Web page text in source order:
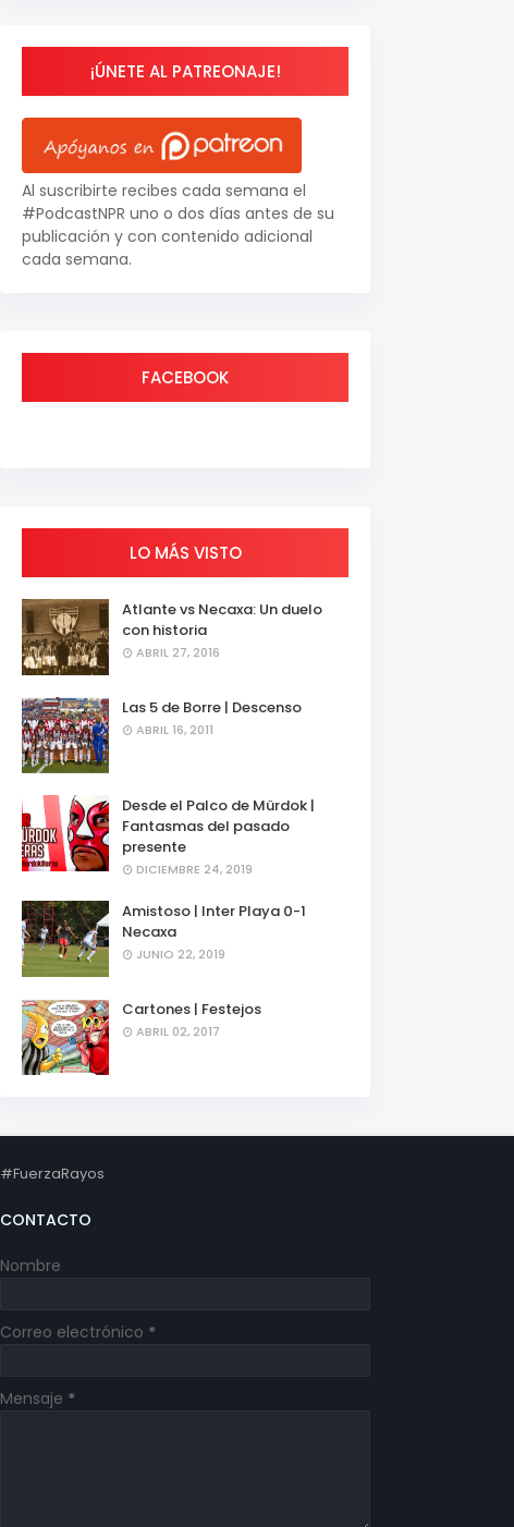
¡ÚNETE AL PATREONAJE!
Al suscribirte recibes cada semana el
#PodcastNPR uno o dos días antes de su
publicación y con contenido adicional
cada semana.
FACEBOOK
LO MÁS VISTO
Atlante vs Necaxa: Un duelo
con historia
ABRIL 27, 2016
Las 5 de Borre | Descenso
ABRIL 16, 2011
Desde el Palco de Mürdok |
Fantasmas del pasado
presente
DICIEMBRE 24, 2019
Amistoso | Inter Playa 0-1
Necaxa
JUNIO 22, 2019
Cartones | Festejos
ABRIL 02, 2017
#FuerzaRayos
CONTACTO
Nombre
Correo electrónico *
Mensaje *